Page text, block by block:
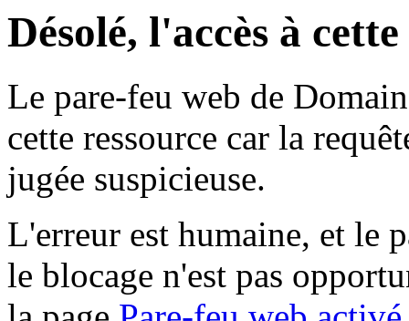
Désolé, l'accès à
Le pare-feu web de
cette ressource car la
jugée suspicieuse.
L'erreur est humaine, et le
le blocage n'est pas